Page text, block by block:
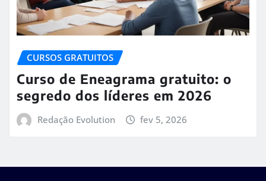
CURSOS GRATUITOS
Curso de Eneagrama gratuito: o
segredo dos líderes em 2026
Redação Evolution fev 5, 2026